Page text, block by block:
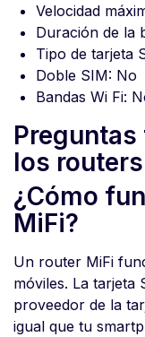
Velocidad
Duración de la
Tipo de tarjeta
Doble SIM: No
Bandas Wi Fi:
los
¿Cómo
MiFi?
Un router MiFi
móviles. La tarjeta
proveedor de la
igual que tu